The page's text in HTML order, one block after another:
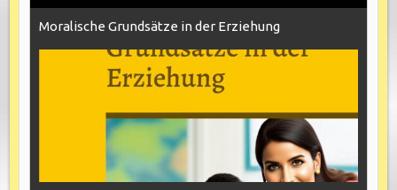
Moralische Grundsätze in der Erziehung